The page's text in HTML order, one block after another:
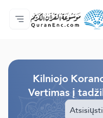
Pagrindinis
Vertimų turinys
Audio
Programuotojų
Apie projektą
Susisiekite su
Kalba
Kilniojo
Vertimas į
Atsisiųsti